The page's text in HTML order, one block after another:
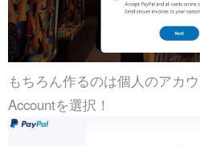
もちろん作るのは個人のアカ
Accountを選択！